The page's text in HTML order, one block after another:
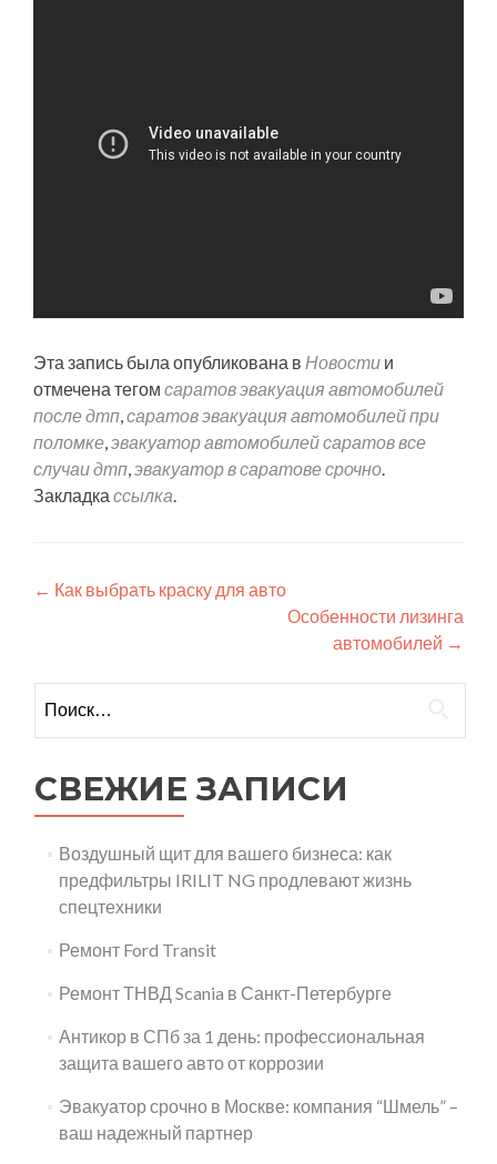
Эта запись была опубликована в Новости и
отмечена тегом саратов эвакуация автомобилей
после дтп,саратов эвакуация автомобилей при
поломке,эвакуатор автомобилей саратов все
случаи дтп,эвакуатор в саратове срочно.
Закладка ссылка.
Навигация
записям
← Как выбрать краску для авто
Особенности лизинга
автомобилей →
СВЕЖИЕ ЗАПИСИ
Воздушный щит для вашего бизнеса: как
предфильтры IRILIT NG продлевают жизнь
спецтехники
Ремонт Ford Transit
Ремонт ТНВД Scania в Санкт-Петербурге
Антикор в СПб за 1 день: профессиональная
защита вашего авто от коррозии
Эвакуатор срочно в Москве: компания “Шмель” –
ваш надежный партнер